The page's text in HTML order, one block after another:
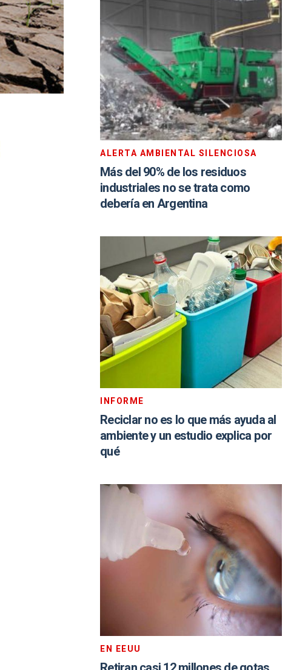
ALERTA AMBIENTAL SILENCIOSA
Más del 90% de los residuos
industriales no se trata como
debería en Argentina
INFORME
Reciclar no es lo que más ayuda al
ambiente y un estudio explica por
qué
EN EEUU